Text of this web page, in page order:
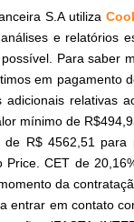
S.A utiliza
e relatórios
Para saber
em pagamento
adicionais relativas
mínimo de
de R$ 4562,51
Price. CET de
da
entrar em contato